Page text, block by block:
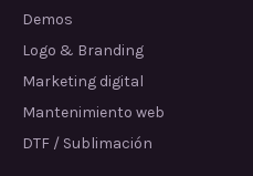
Demos
Logo & Branding
Marketing digital
Mantenimiento web
DTF / Sublimación